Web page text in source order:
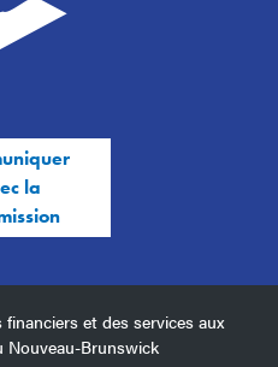
la
et des services aux
Nouveau-Brunswick